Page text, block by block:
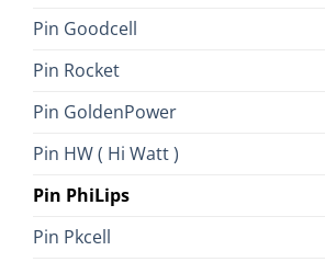
Pin Goodcell
Pin Rocket
Pin GoldenPower
Pin HW ( Hi Watt )
Pin PhiLips
Pin Pkcell